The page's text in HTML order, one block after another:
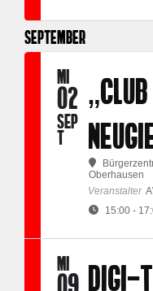
SEPTEMBER
MI
02
SEP
T
Oberhausen
Veranstalter
15:00 -
MI
09 DIGI-